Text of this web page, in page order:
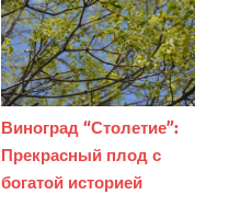
Виноград “Столетие”:
Прекрасный плод с
богатой историей